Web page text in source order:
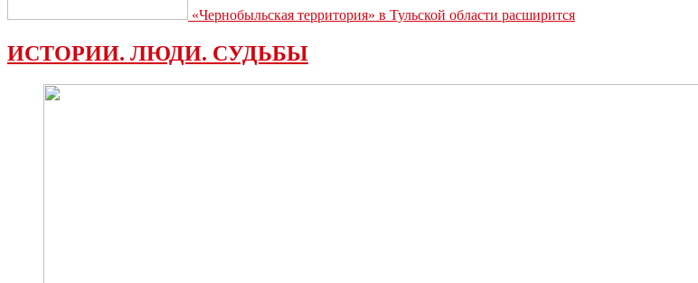
«Чернобыльская территория» в Тульской области расширится
ИСТОРИИ. ЛЮДИ. СУДЬБЫ